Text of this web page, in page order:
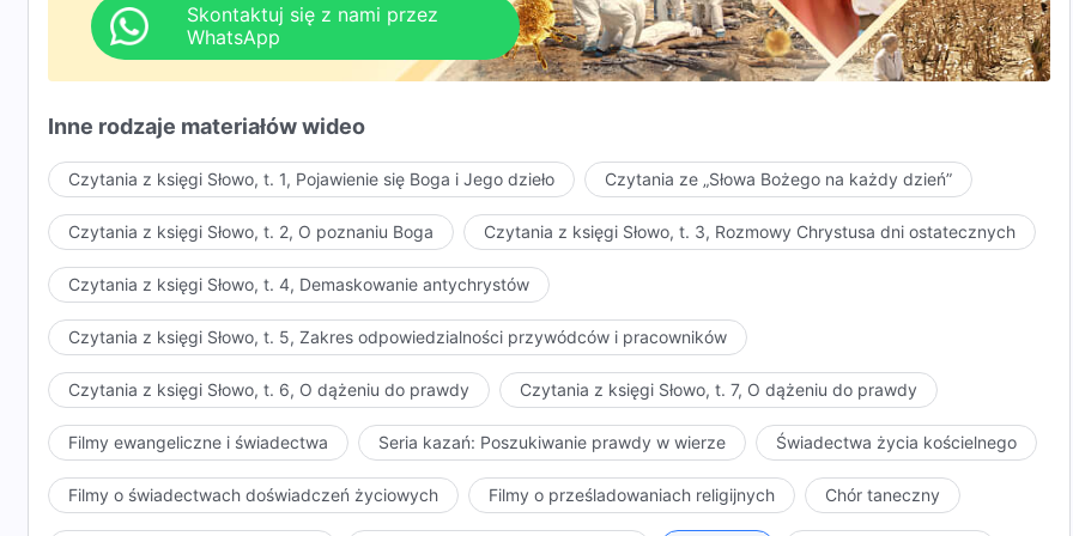
Rzeczywista historia dzieła podboju (1), w: Słowo, t. 1, Pojawienie się Boga i Jego dzieło
Skontaktuj się z nami przez
WhatsApp
Inne rodzaje materiałów wideo
Czytania z księgi Słowo, t. 1, Pojawienie się Boga i Jego dzieło Czytania ze „Słowa Bożego na każdy dzień”
Czytania z księgi Słowo, t. 2, O poznaniu Boga Czytania z księgi Słowo, t. 3, Rozmowy Chrystusa dni ostatecznych
Czytania z księgi Słowo, t. 4, Demaskowanie antychrystów
Czytania z księgi Słowo, t. 5, Zakres odpowiedzialności przywódców i pracowników
Czytania z księgi Słowo, t. 6, O dążeniu do prawdy Czytania z księgi Słowo, t. 7, O dążeniu do prawdy
Filmy ewangeliczne i świadectwa Seria kazań: Poszukiwanie prawdy w wierze Świadectwa życia kościelnego
Filmy o świadectwach doświadczeń życiowych Filmy o prześladowaniach religijnych Chór taneczny